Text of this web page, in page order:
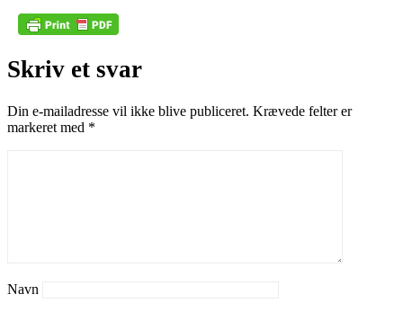
Skriv et svar
Din e-mailadresse vil ikke blive publiceret. Krævede felter er
markeret med *
Navn